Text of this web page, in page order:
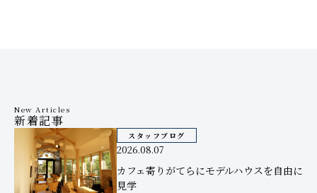
New Articles
新着記事
スタッフブログ
2026.08.07
カフェ寄りがてらにモデルハウスを自由に
見学